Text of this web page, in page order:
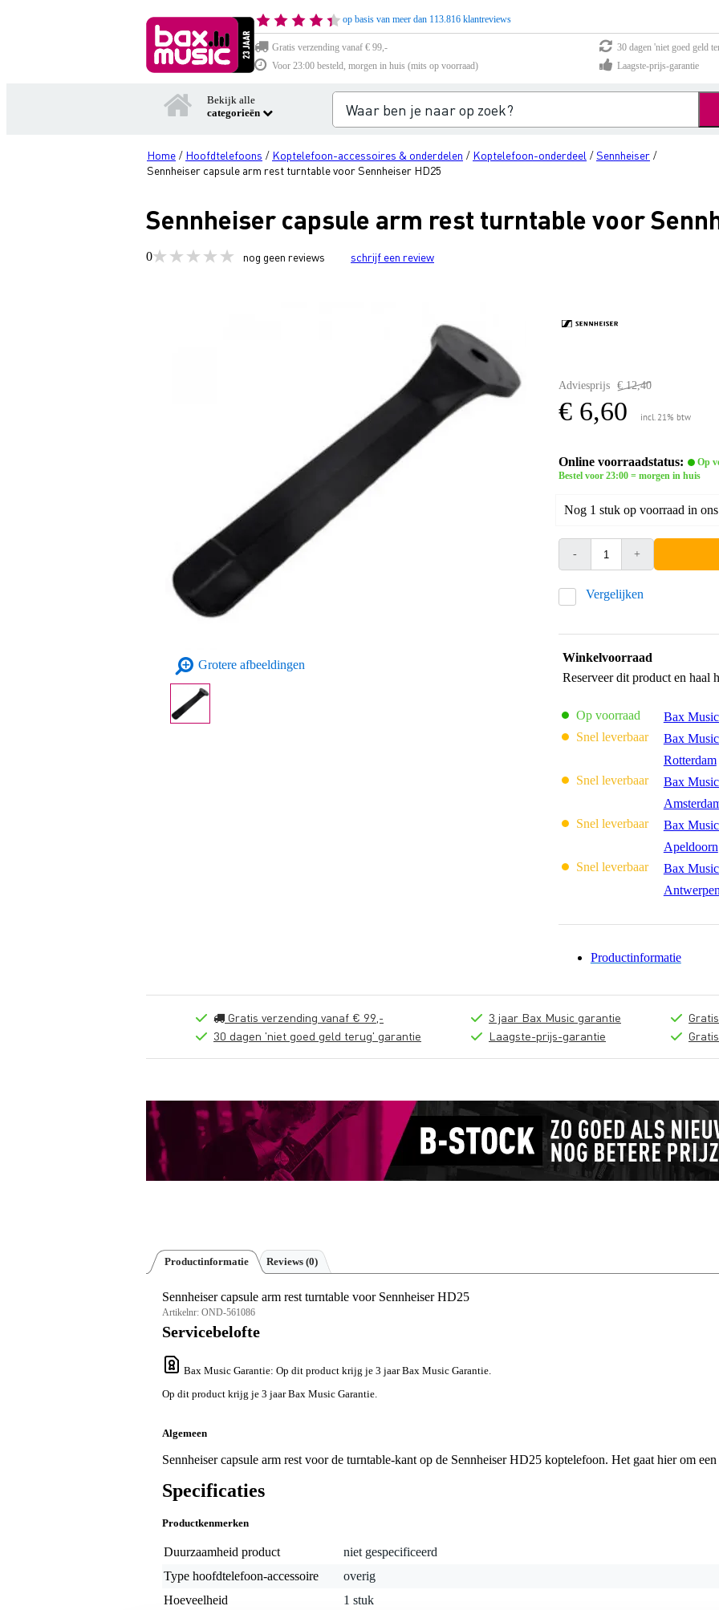
op basis van meer dan 113.816 klantreviews
Gratis verzending vanaf € 99,-
30 dagen 'niet goed geld
Voor 23:00 besteld, morgen in huis (mits op voorraad)
Laagste-prijs-garantie
Bekijk alle
categorieën
Home / Hoofdtelefoons / Koptelefoon-accessoires & onderdelen / Koptelefoon-onderdeel /Sennheiser /
Sennheiser capsule arm rest turntable voor Sennheiser HD25
Sennheiser capsule arm rest turntable voor
0 nog geen reviews schrijf een review
Grotere afbeeldingen
Adviesprijs € 12,40
€ 6,60 incl. 21% btw
Online voorraadstatus:
Op
Bestel voor 23:00 = morgen in huis
Nog 1 stuk op voorraad in
- +
Vergelijken
Winkelvoorraad
Reserveer dit product en haal
Op voorraad Bax
Snel leverbaar
Bax
Rotterdam
Snel leverbaar
Bax
Snel leverbaar
Bax
Apeldoorn
Snel leverbaar
Bax
Antwerpen
Productinformatie
Gratis verzending vanaf € 99,-
30 dagen 'niet goed geld terug' garantie
3 jaar Bax Music garantie
Laagste-prijs-garantie
Productinformatie Reviews (0)
Sennheiser capsule arm rest turntable voor Sennheiser HD25
Artikelnr: OND-561086
Servicebelofte
Bax Music Garantie: Op dit product krijg je 3 jaar Bax Music Garantie.
Op dit product krijg je 3 jaar Bax Music Garantie.
Algemeen
Sennheiser capsule arm rest voor de turntable-kant op de Sennheiser HD25 koptelefoon. Het gaat hier om een
Specificaties
Productkenmerken
Duurzaamheid product
niet gespecificeerd
Type hoofdtelefoon-accessoire
overig
Hoeveelheid
1 stuk